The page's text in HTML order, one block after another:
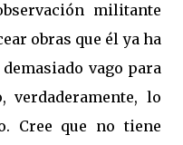
militante
obras que él ya ha
vago para
verdaderamente, lo
Cree que no tiene